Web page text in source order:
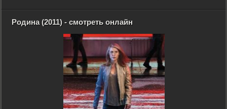
Родина (2011) - смотреть онлайн